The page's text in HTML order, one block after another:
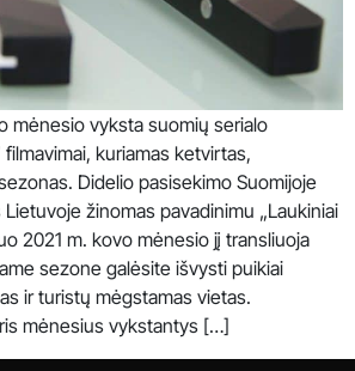
mėnesio vyksta suomių serialo
filmavimai, kuriamas ketvirtas,
Didelio pasisekimo Suomijoje
žinomas pavadinimu „Laukiniai
2021 m. kovo mėnesio jį transliuoja
sezone galėsite išvysti puikiai
ir turistų mėgstamas vietas.
mėnesius vykstantys […]